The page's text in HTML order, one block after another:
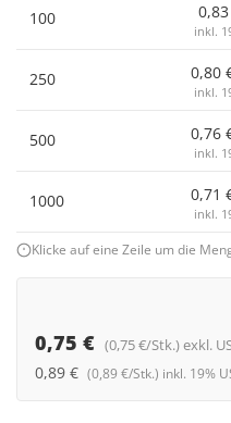
100
inkl.
250 0,80
inkl.
500 0,76
inkl.
1000 0,71
inkl.
Klicke auf eine Zeile um die
0,75 € (0,75 €/Stk.) exkl.
0,89 € (0,89 €/Stk.) inkl. 19%